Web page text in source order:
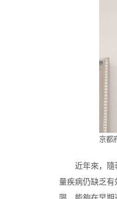
京都
近年來，隨
量疾病仍缺乏